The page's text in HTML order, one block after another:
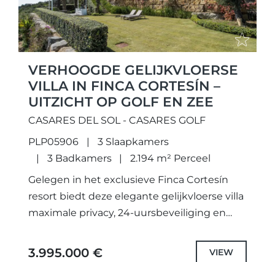
VERHOOGDE GELIJKVLOERSE
VILLA IN FINCA CORTESÍN –
UITZICHT OP GOLF EN ZEE
CASARES DEL SOL - CASARES GOLF
PLP05906
3 Slaapkamers
3 Badkamers
2.194 m² Perceel
Gelegen in het exclusieve Finca Cortesín
resort biedt deze elegante gelijkvloerse villa
maximale privacy, 24-uursbeveiliging en
conciërgeservices.De woning ligt op een
3.995.000 € VIEW